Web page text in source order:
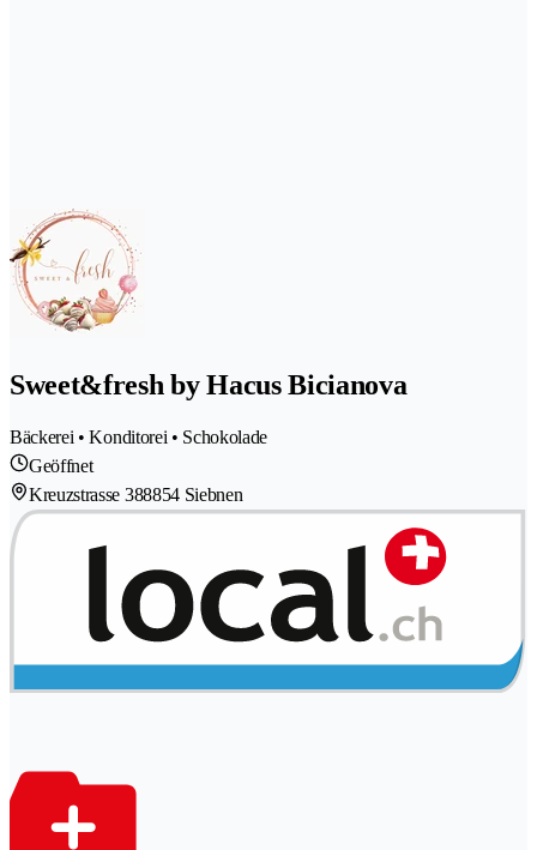
Sweet&fresh by Hacus Bicianova
Bäckerei • Konditorei • Schokolade
Geöffnet
Kreuzstrasse 388854 Siebnen